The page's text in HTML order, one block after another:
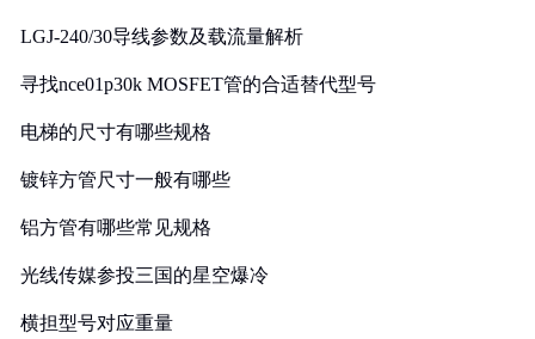
LGJ-240/30导线参数及载流量解析
寻找nce01p30k MOSFET管的合适替代型号
电梯的尺寸有哪些规格
镀锌方管尺寸一般有哪些
铝方管有哪些常见规格
光线传媒参投三国的星空爆冷
横担型号对应重量